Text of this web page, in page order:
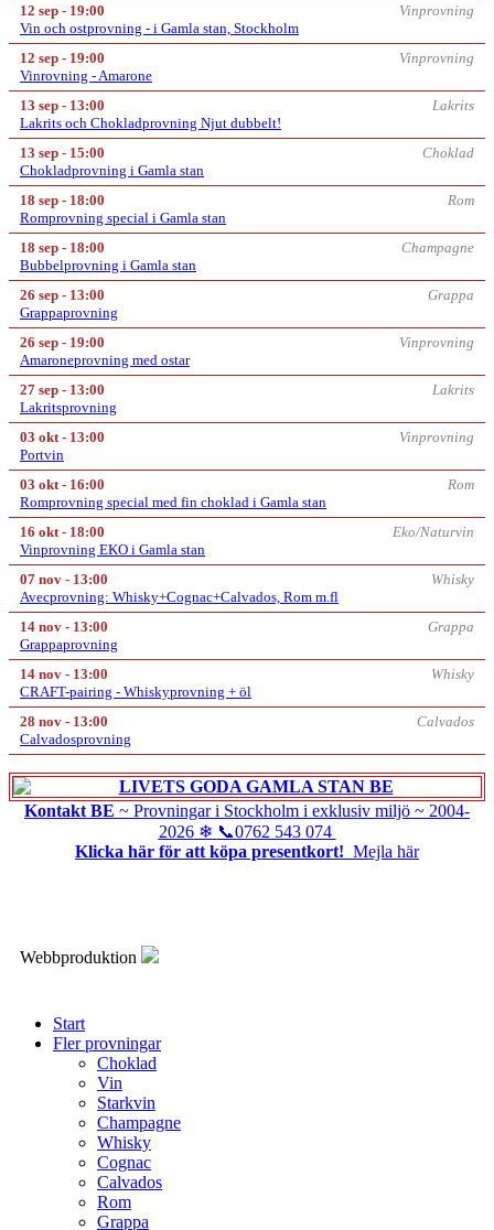
12 sep - 19:00
Vinprovning
Vin och ostprovning - i Gamla stan, Stockholm
12 sep - 19:00
Vinprovning
Vinrovning - Amarone
13 sep - 13:00
Lakrits
Lakrits och Chokladprovning Njut dubbelt!
13 sep - 15:00
Choklad
Chokladprovning i Gamla stan
18 sep - 18:00
Rom
Romprovning special i Gamla stan
18 sep - 18:00
Champagne
Bubbelprovning i Gamla stan
26 sep - 13:00
Grappa
Grappaprovning
26 sep - 19:00
Vinprovning
Amaroneprovning med ostar
27 sep - 13:00
Lakrits
Lakritsprovning
03 okt - 13:00
Vinprovning
Portvin
03 okt - 16:00
Rom
Romprovning special med fin choklad i Gamla stan
16 okt - 18:00
Eko/Naturvin
Vinprovning EKO i Gamla stan
07 nov - 13:00
Whisky
Avecprovning: Whisky+Cognac+Calvados, Rom m.fl
14 nov - 13:00
Grappa
Grappaprovning
14 nov - 13:00
Whisky
CRAFT-pairing - Whiskyprovning + öl
28 nov - 13:00
Calvados
Calvadosprovning
Kontakt BE ~ Provningar i Stockholm i exklusiv miljö ~ 2004-
2026❄ 📞0762 543 074
Klicka här för att köpa presentkort! Mejla här
Webbproduktion
Start
Fler provningar
Choklad
Vin
Starkvin
Champagne
Whisky
Cognac
Calvados
Rom
Grappa